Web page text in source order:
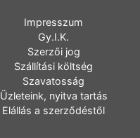
Impresszum
Gy.I.K.
Szerzői jog
Szállítási költség
Szavatosság
Üzleteink, nyitva tartás
Elállás a szerződéstől